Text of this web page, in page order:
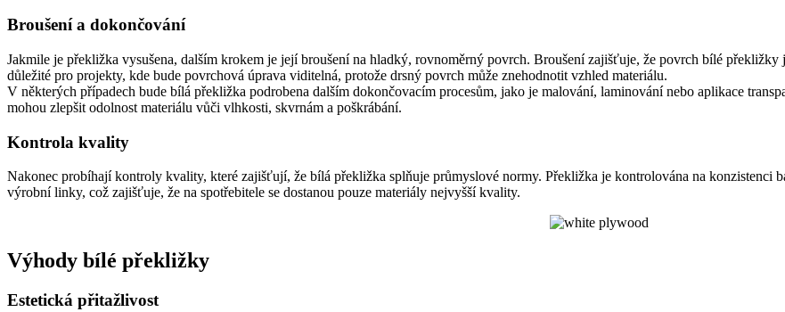
Broušení a dokončování
Jakmile je překližka vysušena, dalším krokem je její broušení na hladký, rovnoměrný povrch. Broušení zajišťuje, že povrch bílé
důležité pro projekty, kde bude povrchová úprava viditelná, protože drsný povrch může znehodnotit vzhled materiálu.
V některých případech bude bílá překližka podrobena dalším dokončovacím procesům, jako je malování, laminování nebo aplikace
mohou zlepšit odolnost materiálu vůči vlhkosti, skvrnám a poškrábání.
Kontrola kvality
Nakonec probíhají kontroly kvality, které zajišťují, že bílá překližka splňuje průmyslové normy. Překližka je kontrolována na konzistenci
výrobní linky, což zajišťuje, že na spotřebitele se dostanou pouze materiály nejvyšší kvality.
Výhody bílé překližky
Estetická přitažlivost